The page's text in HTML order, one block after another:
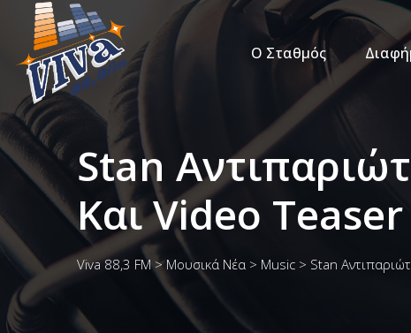
Ο Σταθμός
Stan
Και Video
Viva 88,3 FM> Μουσικά Νέα > Music > Stan